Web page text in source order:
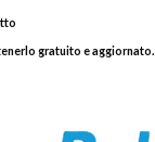
gratuito e aggiornato.